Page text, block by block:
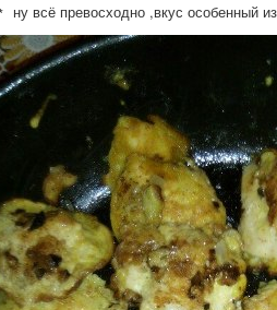
ну всё превосходно ,вкус особенный